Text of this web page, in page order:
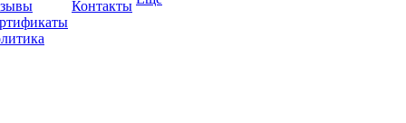
Контакты